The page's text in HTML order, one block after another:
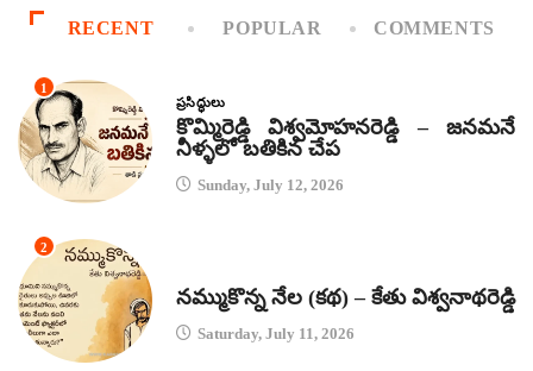
RECENT POPULAR COMMENTS
1
ప్రసిద్ధులు
కొమ్మిరెడ్డి విశ్వమోహనరెడ్డి – జనమనే
నీళ్ళలో బతికిన చేప
Sunday, July 12, 2026
2
నమ్ముకొన్న నేల (కథ) – కేతు విశ్వనాథరెడ్డి
Saturday, July 11, 2026